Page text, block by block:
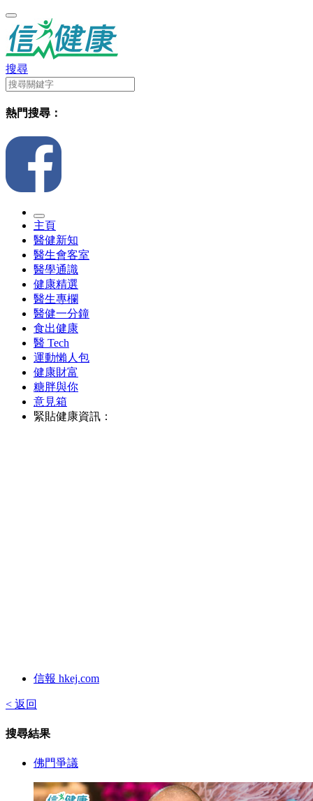
搜尋
熱門搜尋：
主頁
醫健新知
醫生會客室
醫學通識
健康精選
醫生專欄
醫健一分鐘
食出健康
醫 Tech
運動懶人包
健康財富
糖胖與你
意見箱
緊貼健康資訊：
信報 hkej.com
< 返回
搜尋結果
佛門爭議